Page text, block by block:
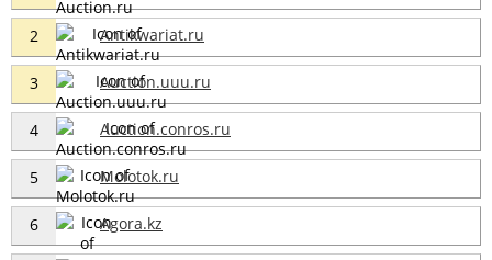
2 Antikwariat.ru
3 Auction.uuu.ru
4 Auction.conros.ru
5 Molotok.ru
6 Agora.kz